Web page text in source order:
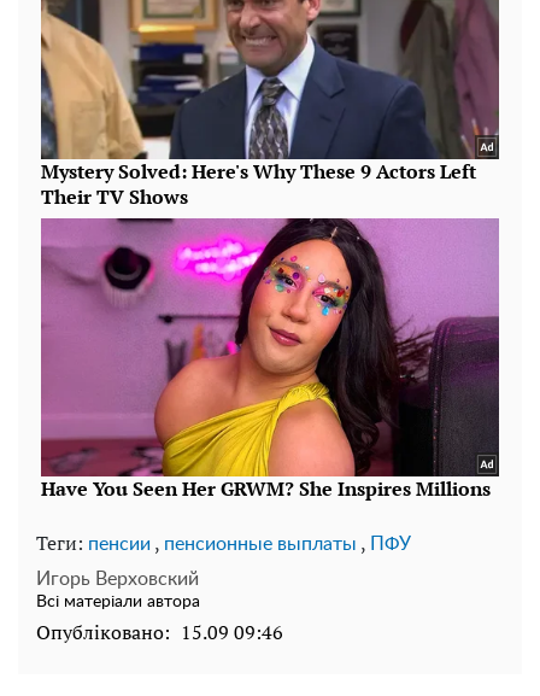
Теги: пенсии , пенсионные выплаты ,
ПФУ
Игорь Верховский
Всі матеріали автора
Опубліковано: 15.09 09:46